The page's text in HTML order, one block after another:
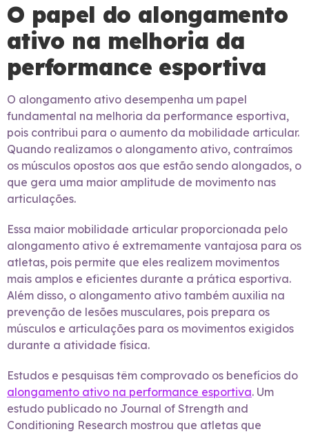
O papel do alongamento
ativo na melhoria da
performance esportiva
O alongamento ativo desempenha um papel
fundamental na melhoria da performance esportiva,
pois contribui para o aumento da mobilidade articular.
Quando realizamos o alongamento ativo, contraímos
os músculos opostos aos que estão sendo alongados, o
que gera uma maior amplitude de movimento nas
articulações.
Essa maior mobilidade articular proporcionada pelo
alongamento ativo é extremamente vantajosa para os
atletas, pois permite que eles realizem movimentos
mais amplos e eficientes durante a prática esportiva.
Além disso, o alongamento ativo também auxilia na
prevenção de lesões musculares, pois prepara os
músculos e articulações para os movimentos exigidos
durante a atividade física.
Estudos e pesquisas têm comprovado os benefícios do
alongamento ativo na performance esportiva. Um
estudo publicado no Journal of Strength and
Conditioning Research mostrou que atletas que